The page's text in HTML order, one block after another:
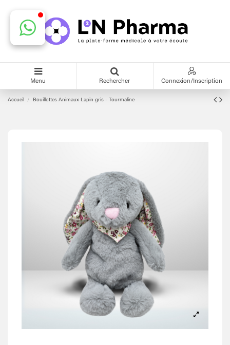
Menu Rechercher Connexion/Inscription
Accueil Bouillottes Animaux Lapin gris - Tourmaline